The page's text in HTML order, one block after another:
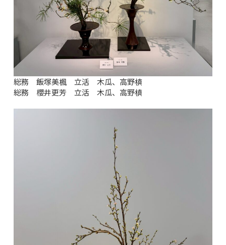
総務 飯塚美楓 立活 木瓜、高野槙
総務 櫻井更芳 立活 木瓜、高野槙